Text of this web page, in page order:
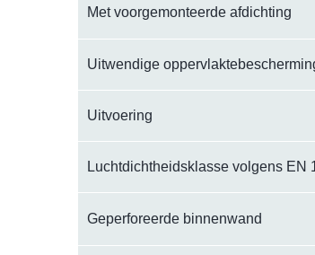
Met voorgemonteerde afdichting
Uitwendige
Uitvoering
Luchtdichtheidsklasse volgens EN
Geperforeerde binnenwand